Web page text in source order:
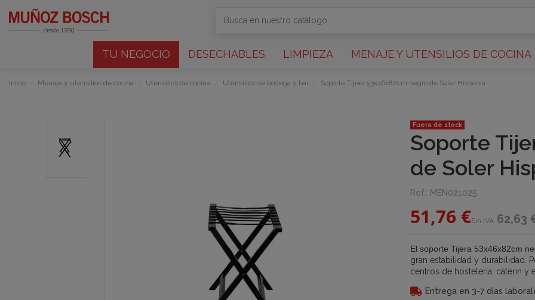
TU NEGOCIO DESECHABLES LIMPIEZA MENAJE Y UTENSILIOS DE COCINA
Inicio Menaje y utensilios de cocina Utensilios de cocina Utensilios de bodega y bar Soporte Tijera 53x46x82cm negro de Soler Hispania
Fuera de stock
Soporte
de Soler
Ref.: MEN021025
51,76 €Sin IVA 62,63
El soporte Tijera 53x46x82cm
gran estabilidad y durabilidad.
centros de hostelería, cáterin y
Entrega en 3-7 días